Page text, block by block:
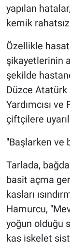
yapılan
kemik
Özellikle
şikayetlerinin
şekilde
Düzce
Yardımcısı
çiftçilere
"Başlarken ve
Tarlada,
basit açma
kasları
Hamurcu,
yoğun olduğu
kas iskelet